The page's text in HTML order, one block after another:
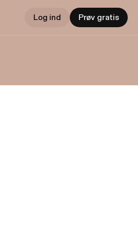
Log ind Prøv gratis